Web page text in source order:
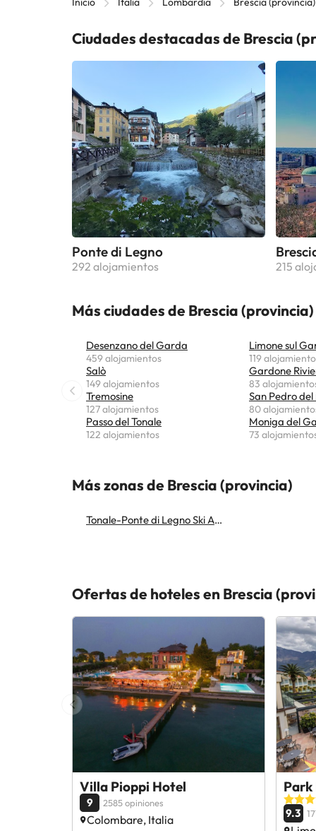
Ciudades destacadas de Brescia
Ponte di Legno
292 alojamientos 215
Más ciudades de Brescia (provincia)
Desenzano del Garda
459 alojamientos
Salò
149 alojamientos
Tremosine
127 alojamientos
Passo del Tonale
122 alojamientos
Limone sul
119
Gardone
83
San Pedro
80
Moniga del
73
Más zonas de Brescia (provincia)
Tonale-Ponte di Legno Ski Area
Ofertas de hoteles en Brescia
Villa Pioppi Hotel
9 2585 opiniones
Colombare, Italia 9.3